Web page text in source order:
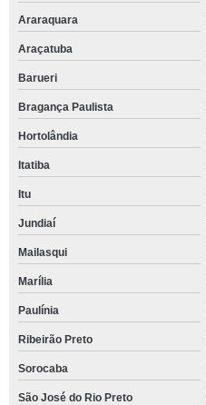
Araraquara
Araçatuba
Barueri
Bragança Paulista
Hortolândia
Itatiba
Itu
Jundiaí
Mailasqui
Marília
Paulínia
Ribeirão Preto
Sorocaba
São José do Rio Preto